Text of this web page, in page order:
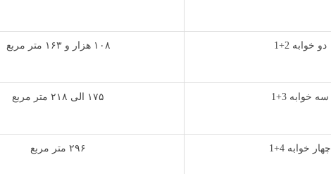
دو خوابه 2+1 ۱۰۸ هزار و ۱۶۳ متر مربع
سه خوابه 3+1 ۱۷۵ الی ۲۱۸ متر مربع
چهار خوابه 4+1 ۲۹۶ متر مربع